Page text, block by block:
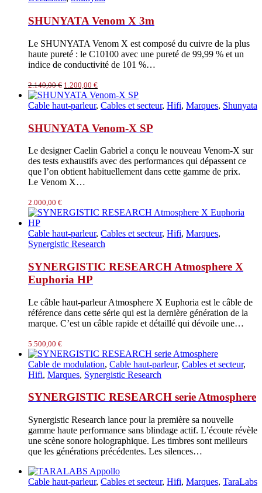
SHUNYATA Venom X 3m
Le SHUNYATA Venom X est composé du cuivre de la plus
haute pureté : le C10100 avec une pureté de 99,99 % et un
indice de conductivité de 101 %…
2.140,00€ Le
prix
initial
était :
1.200,00 €Le
prix
actuel
est :
Cable haut-parleur, Cables et secteur, Hifi, Marques, Shunyata
SHUNYATA Venom-X SP
Le designer Caelin Gabriel a conçu le nouveau Venom-X sur
des tests exhaustifs avec des performances qui dépassent ce
que l’on obtient habituellement dans cette gamme de prix.
Le Venom X…
2.000,00 €
Cable haut-parleur, Cables et secteur, Hifi, Marques,
Synergistic Research
SYNERGISTIC RESEARCH Atmosphere X
Euphoria HP
Le câble haut-parleur Atmosphere X Euphoria est le câble de
référence dans cette série qui est la dernière génération de la
marque. C’est un câble rapide et détaillé qui dévoile une…
5.500,00 €
Cable de modulation, Cable haut-parleur, Cables et secteur,
Hifi, Marques, Synergistic Research
SYNERGISTIC RESEARCH serie Atmosphere
Synergistic Research lance pour la première sa nouvelle
gamme haute performance sans blindage actif. L’écoute révèle
une scène sonore holographique. Les timbres sont meilleurs
que les générations précédentes. Les silences…
Cable haut-parleur, Cables et secteur, Hifi, Marques, TaraLabs